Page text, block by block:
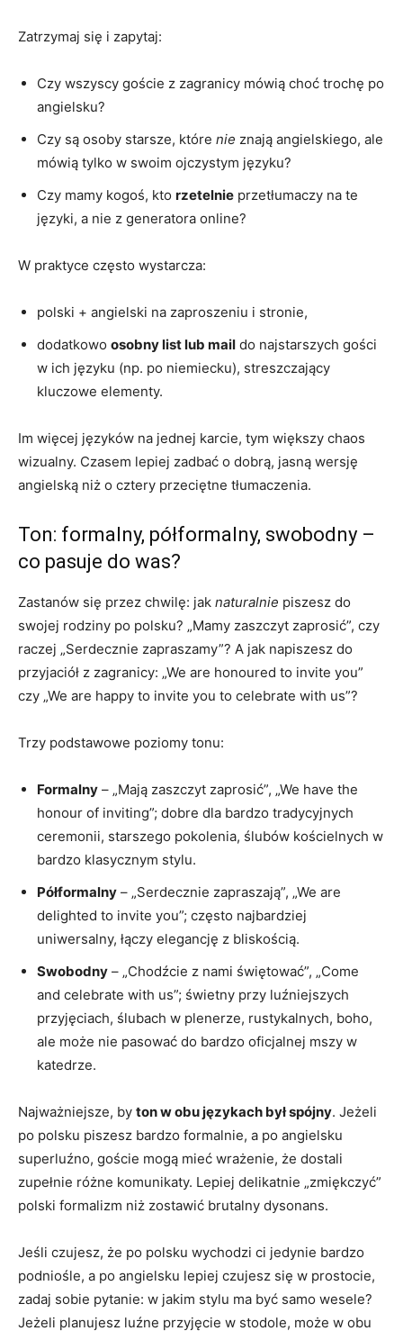
Zatrzymaj się i zapytaj:
Czy wszyscy goście z zagranicy mówią choć trochę po
angielsku?
Czy są osoby starsze, które nie znają angielskiego, ale
mówią tylko w swoim ojczystym języku?
Czy mamy kogoś, kto rzetelnie przetłumaczy na te
języki, a nie z generatora online?
W praktyce często wystarcza:
polski + angielski na zaproszeniu i stronie,
dodatkowo osobny list lub mail do najstarszych gości
w ich języku (np. po niemiecku), streszczający
kluczowe elementy.
Im więcej języków na jednej karcie, tym większy chaos
wizualny. Czasem lepiej zadbać o dobrą, jasną wersję
angielską niż o cztery przeciętne tłumaczenia.
Ton: formalny, półformalny, swobodny –
co pasuje do was?
Zastanów się przez chwilę: jak naturalnie piszesz do
swojej rodziny po polsku? „Mamy zaszczyt zaprosić”, czy
raczej „Serdecznie zapraszamy”? A jak napiszesz do
przyjaciół z zagranicy: „We are honoured to invite you”
czy „We are happy to invite you to celebrate with us”?
Trzy podstawowe poziomy tonu:
Formalny – „Mają zaszczyt zaprosić”, „We have the
honour of inviting”; dobre dla bardzo tradycyjnych
ceremonii, starszego pokolenia, ślubów kościelnych w
bardzo klasycznym stylu.
Półformalny – „Serdecznie zapraszają”, „We are
delighted to invite you”; często najbardziej
uniwersalny, łączy elegancję z bliskością.
Swobodny – „Chodźcie z nami świętować”, „Come
and celebrate with us”; świetny przy luźniejszych
przyjęciach, ślubach w plenerze, rustykalnych, boho,
ale może nie pasować do bardzo oficjalnej mszy w
katedrze.
Najważniejsze, by ton w obu językach był spójny. Jeżeli
po polsku piszesz bardzo formalnie, a po angielsku
superluźno, goście mogą mieć wrażenie, że dostali
zupełnie różne komunikaty. Lepiej delikatnie „zmiękczyć”
polski formalizm niż zostawić brutalny dysonans.
Jeśli czujesz, że po polsku wychodzi ci jedynie bardzo
podniośle, a po angielsku lepiej czujesz się w prostocie,
zadaj sobie pytanie: w jakim stylu ma być samo wesele?
Jeżeli planujesz luźne przyjęcie w stodole, może w obu